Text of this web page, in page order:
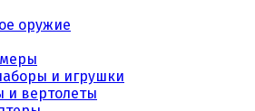
оружие
и игрушки
и вертолеты